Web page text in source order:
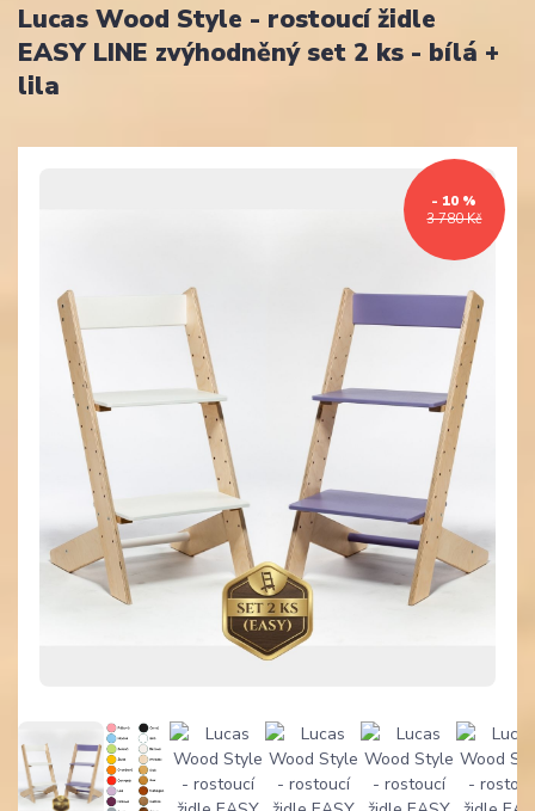
Lucas Wood Style - rostoucí židle
EASY LINE zvýhodněný set 2 ks - bílá +
lila
3 780 Kč
- 10 %